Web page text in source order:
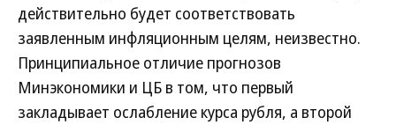
действительно будет соответствовать
заявленным инфляционным целям, неизвестно.
Принципиальное отличие прогнозов
Минэкономики и ЦБ в том, что первый
закладывает ослабление курса рубля, а второй